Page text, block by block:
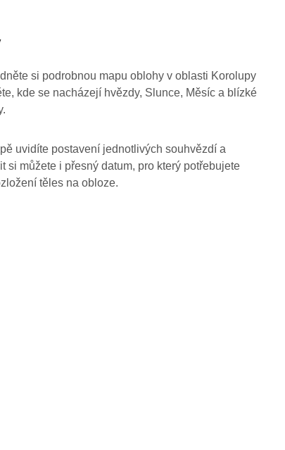
si podrobnou mapu oblohy v oblasti Korolupy
kde se nacházejí hvězdy, Slunce, Měsíc a blízké
uvidíte postavení jednotlivých souhvězdí a
si můžete i přesný datum, pro který potřebujete
těles na obloze.